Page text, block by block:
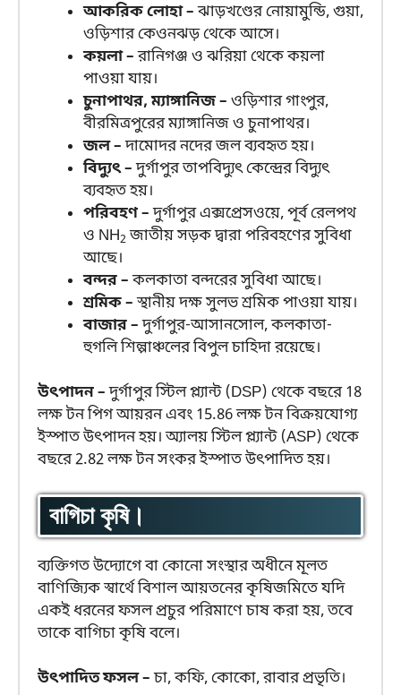
আকরিক লোহা –ঝাড়খণ্ডের নোয়ামুন্ডি, গুয়া,
ওড়িশার কেওনঝড় থেকে আসে।
কয়লা –রানিগঞ্জ ও ঝরিয়া থেকে কয়লা
পাওয়া যায়।
চুনাপাথর, ম্যাঙ্গানিজ – ওড়িশার গাংপুর,
বীরমিত্রপুরের ম্যাঙ্গানিজ ও চুনাপাথর।
জল –দামোদর নদের জল ব্যবহৃত হয়।
বিদ্যুৎ –দুর্গাপুর তাপবিদ্যুৎ কেন্দ্রের বিদ্যুৎ
ব্যবহৃত হয়।
পরিবহণ –দুর্গাপুর এক্সপ্রেসওয়ে, পূর্ব রেলপথ
ও NH2জাতীয় সড়ক দ্বারা পরিবহণের সুবিধা
আছে।
বন্দর –কলকাতা বন্দরের সুবিধা আছে।
শ্রমিক –স্থানীয় দক্ষ সুলভ শ্রমিক পাওয়া যায়।
বাজার –দুর্গাপুর-আসানসোল, কলকাতা-
হুগলি শিল্পাঞ্চলের বিপুল চাহিদা রয়েছে।
উৎপাদন –দুর্গাপুর স্টিল প্ল্যান্ট (DSP) থেকে বছরে 18
লক্ষ টন পিগ আয়রন এবং 15.86 লক্ষ টন বিক্রয়যোগ্য
ইস্পাত উৎপাদন হয়। অ্যালয় স্টিল প্ল্যান্ট (ASP) থেকে
বছরে 2.82 লক্ষ টন সংকর ইস্পাত উৎপাদিত হয়।
বাগিচা কৃষি।
ব্যক্তিগত উদ্যোগে বা কোনো সংস্থার অধীনে মূলত
বাণিজ্যিক স্বার্থে বিশাল আয়তনের কৃষিজমিতে যদি
একই ধরনের ফসল প্রচুর পরিমাণে চাষ করা হয়, তবে
তাকে বাগিচা কৃষি বলে।
উৎপাদিত ফসল –চা, কফি, কোকো, রাবার প্রভৃতি।